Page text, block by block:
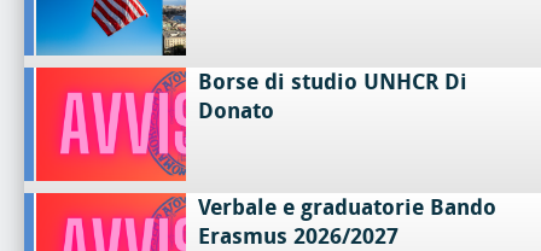
Borse di studio UNHCR Di
Donato
Verbale e graduatorie Bando
Erasmus 2026/2027